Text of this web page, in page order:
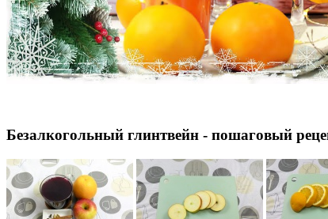
Безалкогольный глинтвейн - пошаговый